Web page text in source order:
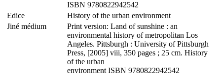
ISBN 9780822942542
Edice
History of the urban environment
Jiné médium
Print version: Land of sunshine : an
environmental history of metropolitan Los
Angeles. Pittsburgh : University of Pittsburgh
Press, [2005] viii, 350 pages ; 25 cm. History
of the urban
environment ISBN 9780822942542